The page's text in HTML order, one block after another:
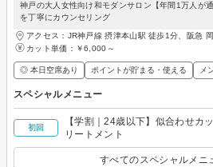
神戸の大人女性向け和モダンサロン【年間1万人が
を丁寧にカウンセリング
アクセス：JR神戸線 摂津本山駅 徒歩1分、阪急
カット単価： ￥6,000～
◎ 本日空席あり ポイントが貯まる・使える メ
スペシャルメニュー
初回
【学割｜24歳以下】似合わせカ
リートメント
すべてのスペシャルメニ